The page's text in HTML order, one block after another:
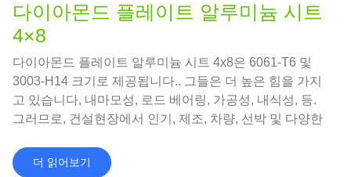
다이아몬드 플레이트 알루미늄 시트
4×8
다이아몬드 플레이트 알루미늄 시트 4x8은 6061-T6 및
3003-H14 크기로 제공됩니다.. 그들은 더 높은 힘을 가지
고 있습니다, 내마모성, 로드 베어링, 가공성, 내식성, 등.
그러므로, 건설현장에서 인기, 제조, 차량, 선박 및 다양한
더 읽어보기